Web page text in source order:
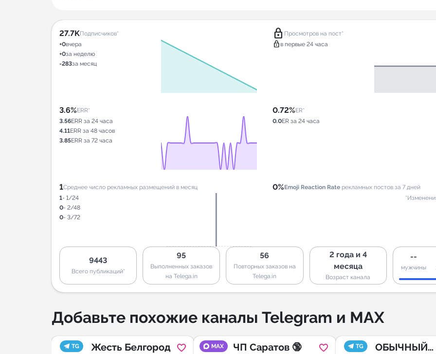
27.7KПодписчиков*
+0вчера
+0за неделю
-283за месяц
lock Просмотров на пост*
lock в первые 24 часа
3.6%ERR*
3.56ERR за 24 часа
4.11ERR за 48 часов
3.85ERR за 72 часа
0.72%ER*
0.0ER за 24 часа
1Среднее число рекламных размещений в месяц
1- 1/24
0- 2/48
0- 3/72
0%Emoji Reaction Rate рекламных постов за 7 дней
9443
Всего публикаций*
95
Выполненных заказов
на Telega.in
56
Повторных заказов на
Telega.in
2 года и 4
месяца
Возраст канала
--
мужчины
Добавьте похожие каналы Telegram и MAX
TG Жесть Белгород MAX ЧП Саратов 🔞 TG
ОБЫЧНЫЙ